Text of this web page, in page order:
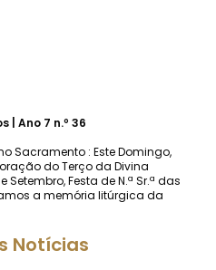
| Ano 7 n.º 36
Sacramento : Este Domingo,
do Terço da Divina
Setembro, Festa de N.ª Sr.ª das
a memória litúrgica da
Notícias